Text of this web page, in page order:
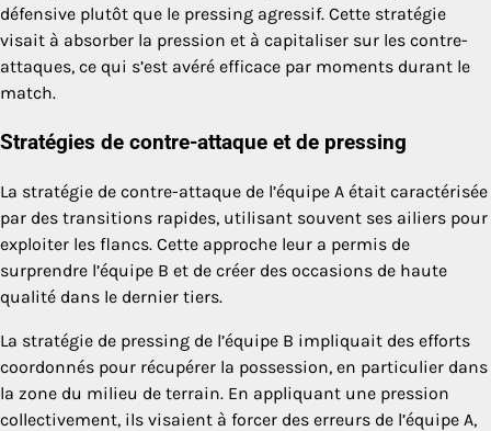
défensive plutôt que le pressing agressif. Cette stratégie
visait à absorber la pression et à capitaliser sur les contre-
attaques, ce qui s’est avéré efficace par moments durant le
match.
Stratégies de contre-attaque et de pressing
La stratégie de contre-attaque de l’équipe A était caractérisée
par des transitions rapides, utilisant souvent ses ailiers pour
exploiter les flancs. Cette approche leur a permis de
surprendre l’équipe B et de créer des occasions de haute
qualité dans le dernier tiers.
La stratégie de pressing de l’équipe B impliquait des efforts
coordonnés pour récupérer la possession, en particulier dans
la zone du milieu de terrain. En appliquant une pression
collectivement, ils visaient à forcer des erreurs de l’équipe A,